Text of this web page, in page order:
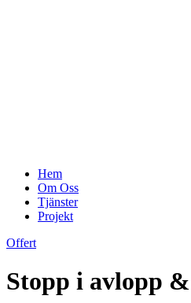
Hem
Om Oss
Tjänster
Projekt
Offert
Stopp i avlopp